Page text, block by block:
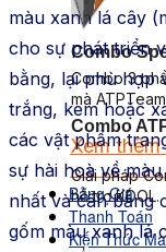
Combo
Combo 3
mà
Xem
Xem
Bảng Giá
Thanh Toán
Kiến Thức
Combo
Giải pháp
hỗ trợ KDOL.
màu xanh lá cây
cho sự phát triển
bằng, lại phù hợp
trắng, kem hoặc
các vật phẩm
sự hài hoà về
nhất và cân bằng
gốm màu xanh lá